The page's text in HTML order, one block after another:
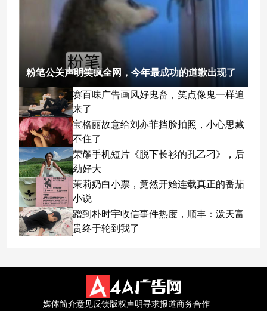
粉笔公关声明笑疯全网，今年最成功的道歉出现了
赛百味广告画风好鬼畜，笑点像鬼一样追
来了
宝格丽故意给刘亦菲挡脸拍照，小心思藏
不住了
荣耀手机短片《脱下长衫的孔乙刁》，后
劲好大
茉莉奶白小票，竟然开始连载真正的番茄
小说
蹭到朴时宇收信事件热度，顺丰：泼天富
贵终于轮到我了
媒体简介意见反馈版权声明寻求报道商务合作